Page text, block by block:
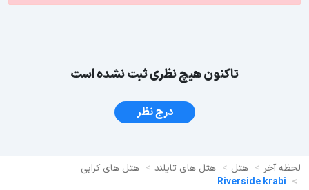
تاکنون هیچ نظری ثبت نشده است
درج نظر
لحظه آخر هتل هتل های تایلند
هتل های کرابی
Riverside krabi